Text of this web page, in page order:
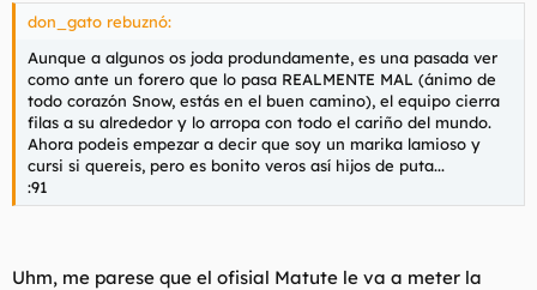
don_gato rebuznó:
Aunque a algunos os joda produndamente, es una pasada ver
como ante un forero que lo pasa REALMENTE MAL (ánimo de
todo corazón Snow, estás en el buen camino), el equipo cierra
filas a su alrededor y lo arropa con todo el cariño del mundo.
Ahora podeis empezar a decir que soy un marika lamioso y
cursi si quereis, pero es bonito veros así hijos de puta...
:91
Uhm, me parese que el ofisial Matute le va a meter la